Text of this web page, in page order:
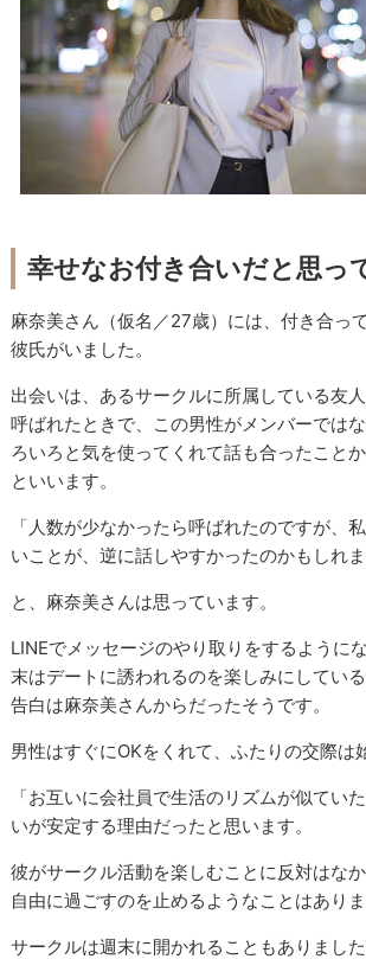
幸せなお付き合いだと思っ
麻奈美さん（仮名／27歳）には、付き合っ
彼氏がいました。
出会いは、あるサークルに所属している友
呼ばれたときで、この男性がメンバーでは
ろいろと気を使ってくれて話も合ったこと
といいます。
「人数が少なかったら呼ばれたのですが、
いことが、逆に話しやすかったのかもしれま
と、麻奈美さんは思っています。
LINEでメッセージのやり取りをするように
末はデートに誘われるのを楽しみにしている
告白は麻奈美さんからだったそうです。
男性はすぐにOKをくれて、ふたりの交際は
「お互いに会社員で生活のリズムが似てい
いが安定する理由だったと思います。
彼がサークル活動を楽しむことに反対はな
自由に過ごすのを止めるようなことはありま
サークルは週末に開かれることもありまし